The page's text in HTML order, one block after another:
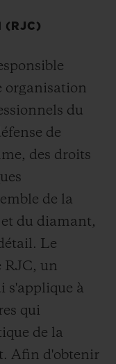
(RJC)
organisation
du
de
des droits
de la
du diamant,
Le
RJC, un
s'applique à
qui
de la
Afin d'obtenir
UNE BOUTIQUE